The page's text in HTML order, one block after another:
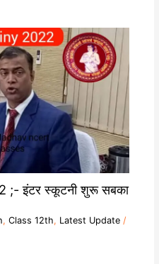
इंटर स्कूटनी शुरू सबका
, Class 12th, Latest Update/